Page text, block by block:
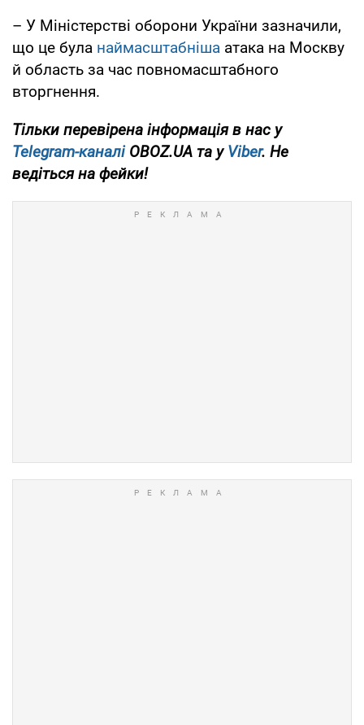
– У Міністерстві оборони України зазначили,
що це була наймасштабніша атака на Москву
й область за час повномасштабного
вторгнення.
Тільки перевірена інформація в нас у
Telegram-каналіOBOZ.UA та уViber. Не
ведіться на фейки!